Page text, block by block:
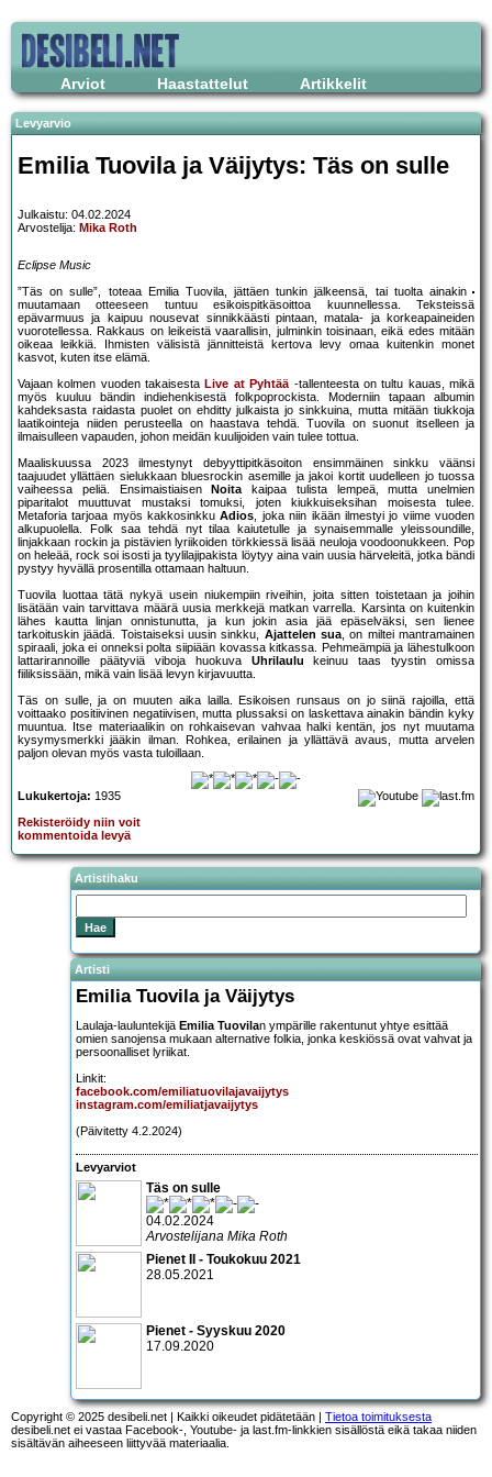
Arviot Haastattelut Artikkelit
Levyarvio
Emilia Tuovila ja Väijytys: Täs on sulle
Julkaistu: 04.02.2024
Arvostelija: Mika Roth
Eclipse Music
”Täs on sulle”, toteaa Emilia Tuovila, jättäen tunkin jälkeensä, tai tuolta ainakin
muutamaan otteeseen tuntuu esikoispitkäsoittoa kuunnellessa. Teksteissä
epävarmuus ja kaipuu nousevat sinnikkäästi pintaan, matala- ja korkeapaineiden
vuorotellessa. Rakkaus on leikeistä vaarallisin, julminkin toisinaan, eikä edes mitään
oikeaa leikkiä. Ihmisten välisistä jännitteistä kertova levy omaa kuitenkin monet
kasvot, kuten itse elämä.
Vajaan kolmen vuoden takaisesta Live at Pyhtää-tallenteesta on tultu kauas, mikä
myös kuuluu bändin indiehenkisestä folkpoprockista. Moderniin tapaan albumin
kahdeksasta raidasta puolet on ehditty julkaista jo sinkkuina, mutta mitään tiukkoja
laatikointeja niiden perusteella on haastava tehdä. Tuovila on suonut itselleen ja
ilmaisulleen vapauden, johon meidän kuulijoiden vain tulee tottua.
Maaliskuussa 2023 ilmestynyt debyyttipitkäsoiton ensimmäinen sinkku väänsi
taajuudet yllättäen sielukkaan bluesrockin asemille ja jakoi kortit uudelleen jo tuossa
vaiheessa peliä. Ensimaistiaisen
Noitakaipaa tulista lempeä, mutta unelmien
piparitalot muuttuvat mustaksi tomuksi, joten kiukkuiseksihan moisesta tulee.
Metaforia tarjoaa myös kakkosinkkuAdios, joka niin ikään ilmestyi jo viime vuoden
alkupuolella. Folk saa tehdä nyt tilaa kaiutetulle ja synaisemmalle yleissoundille,
linjakkaan rockin ja pistävien lyriikoiden törkkiessä lisää neuloja voodoonukkeen. Pop
on heleää, rock soi isosti ja tyylilajipakista löytyy aina vain uusia härveleitä, jotka bändi
pystyy hyvällä prosentilla ottamaan haltuun.
Tuovila luottaa tätä nykyä usein niukempiin riveihin, joita sitten toistetaan ja joihin
lisätään vain tarvittava määrä uusia merkkejä matkan varrella. Karsinta on kuitenkin
lähes kautta linjan onnistunutta, ja kun jokin asia jää epäselväksi, sen lienee
tarkoituskin jäädä. Toistaiseksi uusin sinkku, Ajattelen sua, on miltei mantramainen
spiraali, joka ei onneksi polta siipiään kovassa kitkassa. Pehmeämpiä ja lähestulkoon
lattarirannoille päätyviä viboja huokuva Uhrilaulu keinuu taas tyystin omissa
fiiliksissään, mikä vain lisää levyn kirjavuutta.
Täs on sulle, ja on muuten aika lailla. Esikoisen runsaus on jo siinä rajoilla, että
voittaako positiivinen negatiivisen, mutta plussaksi on laskettava ainakin bändin kyky
muuntua. Itse materiaalikin on rohkaisevan vahvaa halki kentän, jos nyt muutama
kysymysmerkki jääkin ilman. Rohkea, erilainen ja yllättävä avaus, mutta arvelen
paljon olevan myös vasta tuloillaan.
Lukukertoja: 1935
Rekisteröidy niin voit
kommentoida levyä
Artistihaku
Artisti
Emilia Tuovila ja Väijytys
Laulaja-lauluntekijä Emilia Tuovilan ympärille rakentunut yhtye esittää
omien sanojensa mukaan alternative folkia, jonka keskiössä ovat vahvat ja
persoonalliset lyriikat.
Linkit:
facebook.com/emiliatuovilajavaijytys
instagram.com/emiliatjavaijytys
(Päivitetty 4.2.2024)
Levyarviot
Täs on sulle
04.02.2024
Arvostelijana Mika Roth
Pienet II - Toukokuu 2021
28.05.2021
Pienet - Syyskuu 2020
17.09.2020
Copyright © 2025 desibeli.net | Kaikki oikeudet pidätetään | Tietoa toimituksesta
desibeli.net ei vastaa Facebook-, Youtube- ja last.fm-linkkien sisällöstä eikä takaa niiden
sisältävän aiheeseen liittyvää materiaalia.